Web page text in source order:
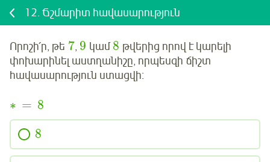
12. Ճշմարիտ հավասարություն
Որոշի՛ր, թե 7, 9 կամ8 թվերից որով է կարելի
փոխարինել աստղանիշը, որպեսզի ճիշտ
հավասարություն ստացվի:
∗ = 8
8